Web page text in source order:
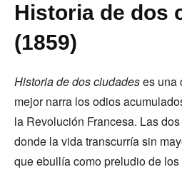
Historia de dos
(1859)
Historia de dos ciudadeses una
mejor narra los odios
la Revolución Francesa. Las
donde la vida transcurría sin
que ebullía como preludio de